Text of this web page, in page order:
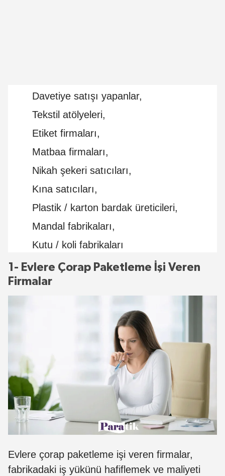
Davetiye satışı yapanlar,
Tekstil atölyeleri,
Etiket firmaları,
Matbaa firmaları,
Nikah şekeri satıcıları,
Kına satıcıları,
Plastik / karton bardak üreticileri,
Mandal fabrikaları,
Kutu / koli fabrikaları
1- Evlere Çorap Paketleme İşi Veren
Firmalar
Evlere çorap paketleme işi veren firmalar,
fabrikadaki iş yükünü hafiflemek ve maliyeti